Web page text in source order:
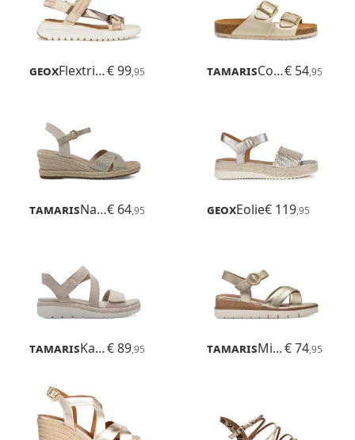
Geox Flextride S€ 99,95 Tamaris Corra€ 54,95
Tamaris Nayeli€ 64,95 GeoxEolie€ 119,95
Tamaris Karlie€ 89,95 Tamaris Michi€ 74,95